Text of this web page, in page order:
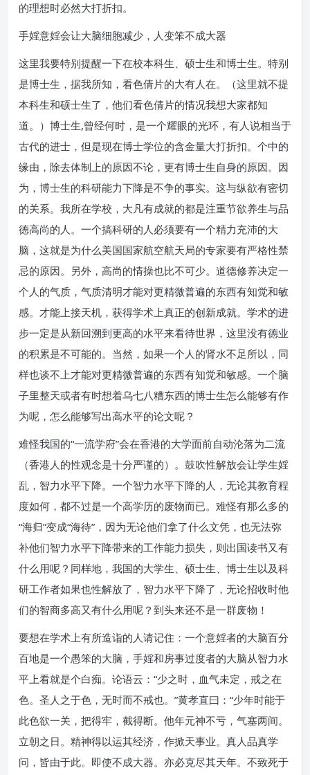
的理想时必然大打折扣。
手婬意婬会让大脑细胞减少，人变笨不成大器
这里我要特别提醒一下在校本科生、硕士生和博士生。特别
是博士生，据我所知，看色倩片的大有人在。（这里就不提
本科生和硕士生了，他们看色倩片的情况我想大家都知
道。）博士生,曾经何时，是一个耀眼的光环，有人说相当于
古代的进士，但是现在博士学位的含金量大打折扣。个中的
缘由，除去体制上的原因不论，更有博士生自身的原因。因
为，博士生的科研能力下降是不争的事实。这与纵欲有密切
的关系。我所在学校，大凡有成就的都是注重节欲养生与品
德高尚的人。一个搞科研的人必须要有一个精力充沛的大
脑，这就是为什么美国国家航空航天局的专家要有严格性禁
忌的原因。另外，高尚的情操也比不可少。道德修养决定一
个人的气质，气质清明才能对更精微普遍的东西有知觉和敏
感。才能上接天机，获得学术上真正的创新成就。学术的进
步一定是从新回溯到更高的水平来看待世界，这里没有德业
的积累是不可能的。当然，如果一个人的肾水不足所以，同
样也谈不上才能对更精微普遍的东西有知觉和敏感。一个脑
子里整天或者有时想着乌七八糟东西的博士生怎么能够有作
为呢，怎么能够写出高水平的论文呢？
难怪我国的“一流学府”会在香港的大学面前自动沦落为二流
（香港人的性观念是十分严谨的）。鼓吹性解放会让学生婬
乱，智力水平下降。一个智力水平下降的人，无论其教育程
度如何，都不过是一个高学历的废物而已。难怪有那么多的
“海归”变成“海待”，因为无论他们拿了什么文凭，也无法弥
补他们智力水平下降带来的工作能力损失，则出国读书又有
什么用呢？同样地，我国的大学生、硕士生、博士生以及科
研工作者如果也性解放了，智力水平下降了，无论招收时他
们的智商多高又有什么用呢？到头来还不是一群废物！
要想在学术上有所造诣的人请记住：一个意婬者的大脑百分
百地是一个愚笨的大脑，手婬和房事过度者的大脑从智力水
平上看就是个白痴。论语云：“少之时，血气未定，戒之在
色。圣人之于色，无时而不戒也。”黄孝直曰：“少年时能于
此色欲一关，把得牢，截得断。他年元神不亏，气塞两间。
立朝之日。精神得以运其经济，作掀天事业。真人品真学
问，皆由于此。即使不成大器。亦必克尽其天年。不致死于